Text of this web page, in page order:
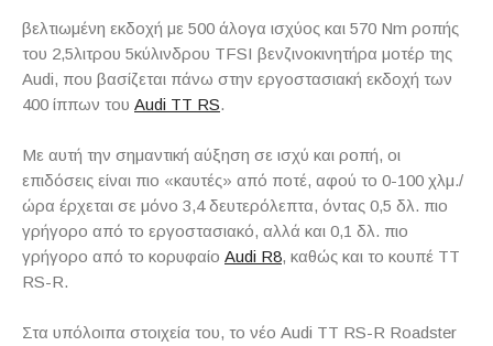
βελτιωμένη εκδοχή με 500 άλογα ισχύος και 570 Nm ροπής
του 2,5λιτρου 5κύλινδρου TFSI βενζινοκινητήρα μοτέρ της
Audi, που βασίζεται πάνω στην εργοστασιακή εκδοχή των
400 ίππων του Audi TT RS.
Με αυτή την σημαντική αύξηση σε ισχύ και ροπή, οι
επιδόσεις είναι πιο «καυτές» από ποτέ, αφού το 0-100 χλμ./
ώρα έρχεται σε μόνο 3,4 δευτερόλεπτα, όντας 0,5 δλ. πιο
γρήγορο από το εργοστασιακό, αλλά και 0,1 δλ. πιο
γρήγορο από το κορυφαίο Audi R8, καθώς και το κουπέ TT
RS-R.
Στα υπόλοιπα στοιχεία του, το νέο Audi TT RS-R Roadster